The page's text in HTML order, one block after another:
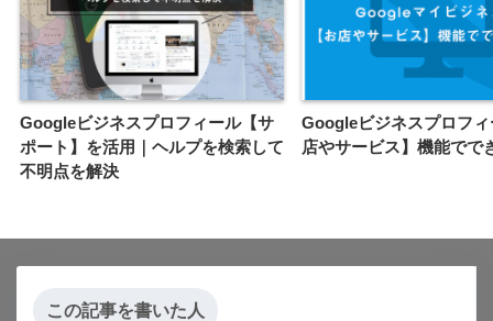
Googleビジネスプロフィール【サ
ポート】を活用｜ヘルプを検索して
不明点を解決
Googleビジネスプロフ
店やサービス】機能でで
この記事を書いた人